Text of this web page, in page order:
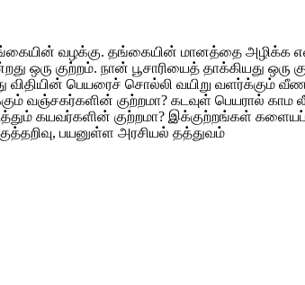
வழக்கு. தங்கையின் மானத்தை அழிக்க
குற்றம். நான் பூசாரியைத் தாக்கியது
விதியின் பெயரைச் சொல்லி வயிறு
குற்றமா? கடவுள் பெயரால் காம
கயவர்களின் குற்றமா? இக்குற்றங்கள்
பயனுள்ள அரசியல் தத்துவம்